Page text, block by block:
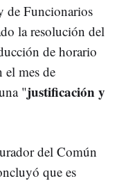
de Funcionarios
la resolución del
de horario
el mes de
"justificación y
del Común
que es